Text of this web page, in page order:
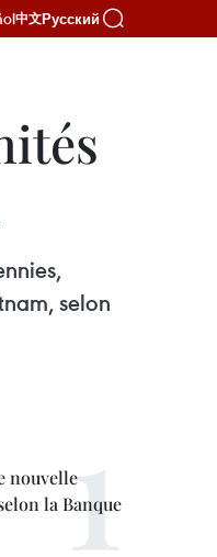
中文Русский
selon
nouvelle
la Banque